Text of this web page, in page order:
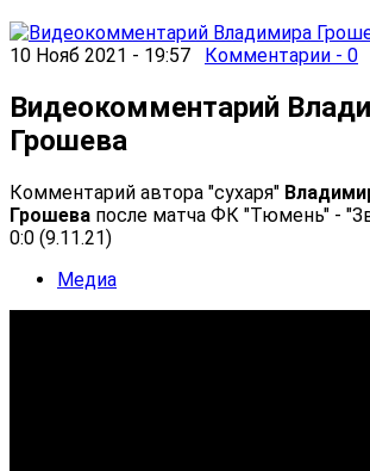
10 Нояб 2021 - 19:57 Комментарии - 0
Видеокомментарий
Грошева
Комментарий автора "сухаря"
Грошева после матча ФК "Тюмень" -
0:0 (9.11.21)
Медиа